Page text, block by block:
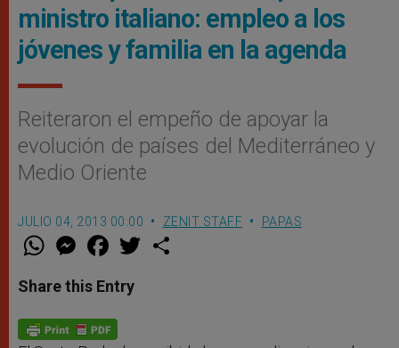
ministro italiano: empleo a los
jóvenes y familia en la agenda
Reiteraron el empeño de apoyar la
evolución de países del Mediterráneo y
Medio Oriente
JULIO 04, 2013 00:00 ZENIT STAFF PAPAS
W
t
s
p
p
M
e
s
e
g
e
F
a
e
b
o
k
w
Share this Entry